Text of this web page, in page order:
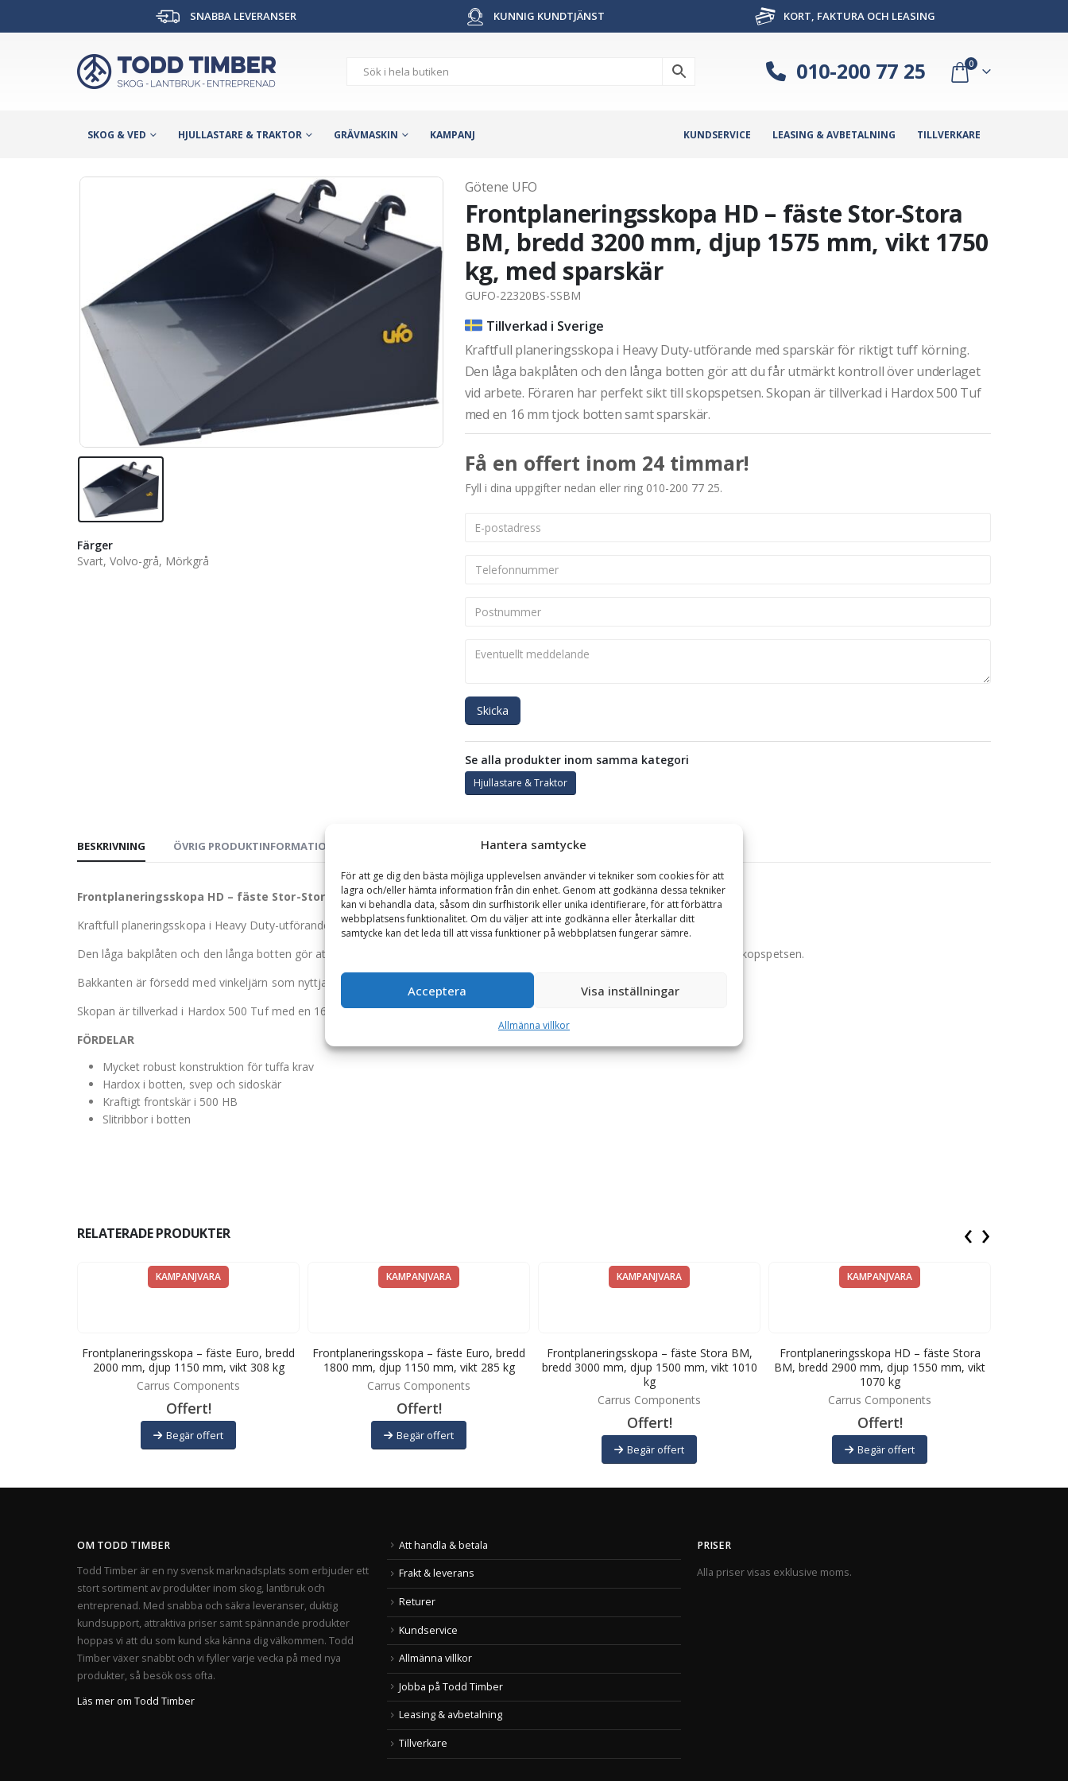
Hantera samtycke
För att ge dig den bästa möjliga upplevelsen använder vi tekniker som cookies för att
lagra och/eller hämta information från din enhet. Genom att godkänna dessa tekniker
kan vi behandla data, såsom din surfhistorik eller unika identifierare, för att förbättra
webbplatsens funktionalitet. Om du väljer att inte godkänna eller återkallar ditt
samtycke kan det leda till att vissa funktioner på webbplatsen fungerar sämre.
Acceptera Visa inställningar
Allmänna villkor
SNABBA LEVERANSER KUNNIG KUNDTJÄNST KORT, FAKTURA OCH LEASING
010-200 77 25 0
SKOG & VED HJULLASTARE & TRAKTOR GRÄVMASKIN KAMPANJ KUNDSERVICE LEASING & AVBETALNING TILLVERKARE
Färger
Svart, Volvo-grå, Mörkgrå
Götene UFO
Frontplaneringsskopa HD – fäste Stor-Stora
BM, bredd 3200 mm, djup 1575 mm, vikt 1750
kg, med sparskär
GUFO-22320BS-SSBM
Tillverkad i Sverige
Kraftfull planeringsskopa i Heavy Duty-utförande med sparskär för riktigt tuff körning.
Den låga bakplåten och den långa botten gör att du får utmärkt kontroll över underlaget
vid arbete. Föraren har perfekt sikt till skopspetsen. Skopan är tillverkad i Hardox 500 Tuf
med en 16 mm tjock botten samt sparskär.
Få en offert inom 24 timmar!
Fyll i dina uppgifter nedan eller ring 010-200 77 25.
Skicka
Se alla produkter inom samma kategori
Hjullastare & Traktor
BESKRIVNING ÖVRIG PRODUKTINFORMATION
Frontplaneringsskopa HD – fäste Stor-Stora BM, bredd 3200 mm, djup 1575 mm, vikt 1750 kg, med sparskär
Kraftfull planeringsskopa i Heavy Duty-utförande med sparskär för riktigt tuff körning.
Den låga bakplåten och den långa botten gör att du får utmärkt kontroll över underlaget vid arbete. Föraren har perfekt sikt till skopspetsen.
Bakkanten är försedd med vinkeljärn som nyttjas när maskinen backar för bästa resultat vid planering.
Skopan är tillverkad i Hardox 500 Tuf med en 16 mm tjock botten samt sparskär.
FÖRDELAR
Mycket robust konstruktion för tuffa krav
Hardox i botten, svep och sidoskär
Kraftigt frontskär i 500 HB
Slitribbor i botten
RELATERADE PRODUKTER
KAMPANJVARA
Frontplaneringsskopa – fäste Euro, bredd
2000 mm, djup 1150 mm, vikt 308 kg
Carrus Components
Offert!
Begär offert
KAMPANJVARA
Frontplaneringsskopa – fäste Euro, bredd
1800 mm, djup 1150 mm, vikt 285 kg
Carrus Components
Offert!
Begär offert
KAMPANJVARA
Frontplaneringsskopa – fäste Stora BM,
bredd 3000 mm, djup 1500 mm, vikt 1010
kg
Carrus Components
Offert!
Begär offert
KAMPANJVARA
Frontplaneringsskopa HD – fäste Stora
BM, bredd 2900 mm, djup 1550 mm, vikt
1070 kg
Carrus Components
Offert!
Begär offert
‹ ›
OM TODD TIMBER
Todd Timber är en ny svensk marknadsplats som erbjuder ett
stort sortiment av produkter inom skog, lantbruk och
entreprenad. Med snabba och säkra leveranser, duktig
kundsupport, attraktiva priser samt spännande produkter
hoppas vi att du som kund ska känna dig välkommen. Todd
Timber växer snabbt och vi fyller varje vecka på med nya
produkter, så besök oss ofta.
Läs mer om Todd Timber
Att handla & betala
Frakt & leverans
Returer
Kundservice
Allmänna villkor
Jobba på Todd Timber
Leasing & avbetalning
Tillverkare
PRISER
Alla priser visas exklusive moms.